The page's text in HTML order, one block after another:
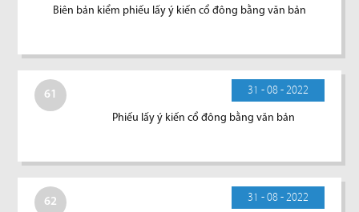
Biên bản kiểm phiếu lấy ý kiến cổ đông bằng văn bản
61 31 - 08 - 2022
Phiếu lấy ý kiến cổ đông bằng văn bản
62 31 - 08 - 2022